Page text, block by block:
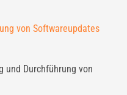
von Softwareupdates
und Durchführung von